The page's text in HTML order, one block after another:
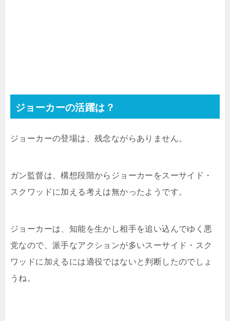
ジョーカーの活躍は？
ジョーカーの登場は、残念ながらありません。
ガン監督は、構想段階からジョーカーをスーサイド・
スクワッドに加える考えは無かったようです。
ジョーカーは、知能を生かし相手を追い込んでゆく悪
党なので、派手なアクションが多いスーサイド・スク
ワッドに加えるには適役ではないと判断したのでしょ
うね。